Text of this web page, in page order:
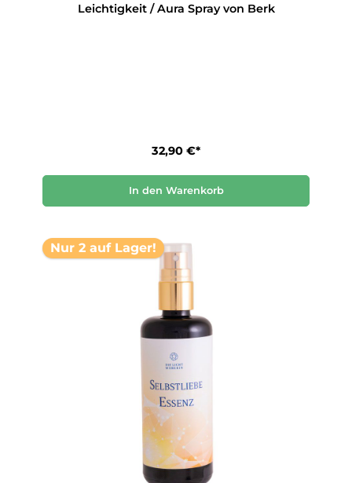
Leichtigkeit / Aura Spray von Berk
32,90 €*
In den Warenkorb
Nur 2 auf Lager!